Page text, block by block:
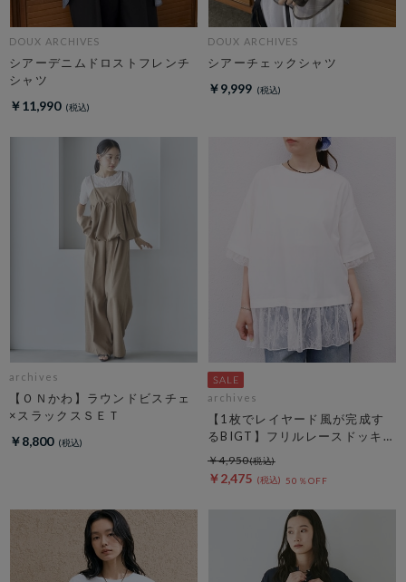
DOUX ARCHIVES
シアーデニムドロストフレンチ
シャツ
￥11,990
DOUX ARCHIVES
シアーチェックシャツ
￥9,999
archives
【ＯＮかわ】ラウンドビスチェ
×スラックスＳＥＴ
￥8,800
archives
【1枚でレイヤード風が完成す
るBIGT】フリルレースドッキン
グＢＩＧＴＥＥ
￥2,475 50％OFF
￥4,950